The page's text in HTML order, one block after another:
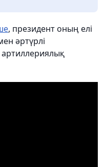
, президент оның елі
әртүрлі